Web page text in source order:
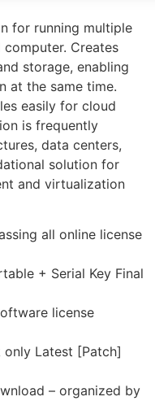
for running multiple
Creates
storage, enabling
at the same time.
easily for cloud
is frequently
data centers,
solution for
and virtualization
all online license
+ Serial Key Final
license
Latest [Patch]
– organized by